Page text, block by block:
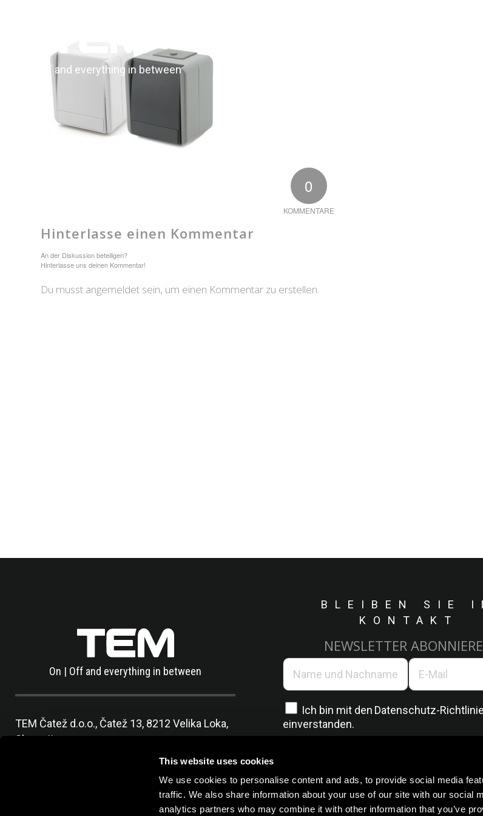
This website uses cookies
We use cookies to personalise content and ads, to provide social media
traffic. We also share information about your use of our site with our social
analytics partners who may combine it with other information that you’ve
On | Off and everything in between
0
KOMMENTARE
Hinterlasse einen Kommentar
An der Diskussion beteiligen?
Hinterlasse uns deinen Kommentar!
Du musst angemeldet sein, um einen Kommentar zu erstellen.
On | Off and everything in between
TEM Čatež d.o.o., Čatež 13, 8212 Velika Loka,
Slovenija
info@tem.si
BLEIBEN SIE
KONTAKT
NEWSLETTER
Ich bin mit den Datenschutz-
einverstanden.